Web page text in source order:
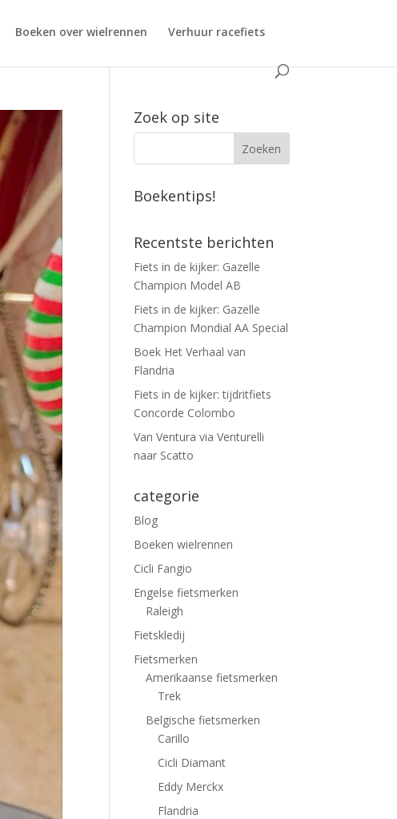
Boeken over wielrennen Verhuur racefiets
Zoek op site
Boekentips!
Recentste berichten
Fiets in de kijker: Gazelle
Champion Model AB
Fiets in de kijker: Gazelle
Champion Mondial AA Special
Boek Het Verhaal van
Flandria
Fiets in de kijker: tijdritfiets
Concorde Colombo
Van Ventura via Venturelli
naar Scatto
categorie
Blog
Boeken wielrennen
Cicli Fangio
Engelse fietsmerken
Raleigh
Fietskledij
Fietsmerken
Amerikaanse fietsmerken
Trek
Belgische fietsmerken
Carillo
Cicli Diamant
Eddy Merckx
Flandria